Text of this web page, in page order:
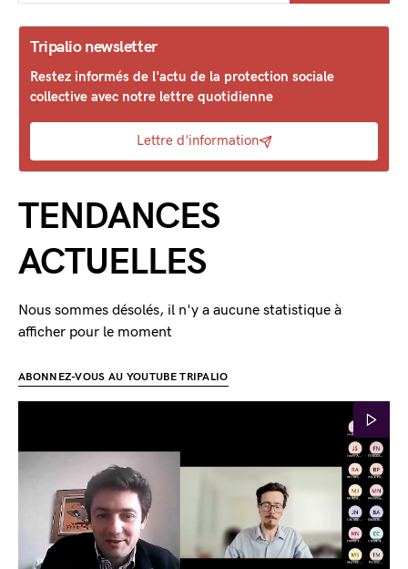
Tripalio newsletter
Restez informés de l'actu de la protection sociale
collective avec notre lettre quotidienne
Lettre d'information
TENDANCES
ACTUELLES
Nous sommes désolés, il n'y a aucune statistique à
afficher pour le moment
ABONNEZ-VOUS AU YOUTUBE TRIPALIO